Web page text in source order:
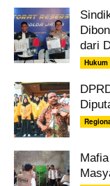
dari
Hukum